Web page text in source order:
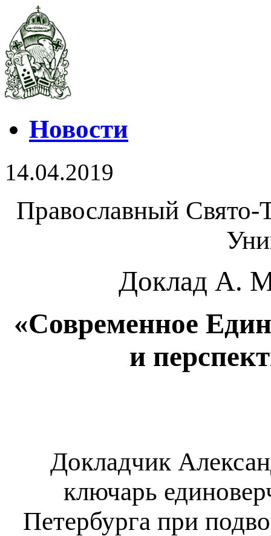
Новости
14.04.2019
Православный
Доклад А.
«Современное
и
Докладчик
ключарь
Петербурга при